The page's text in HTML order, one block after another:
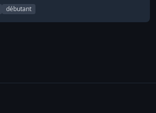
débutant